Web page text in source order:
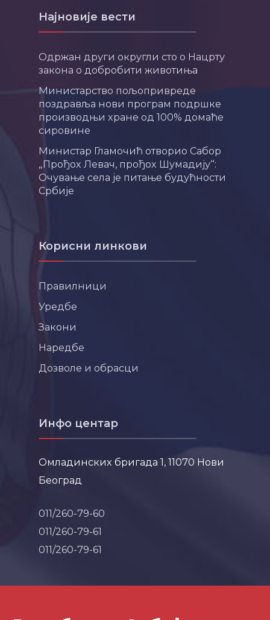
Најновије вести
Одржан други округли сто о Нацрту
закона о добробити животиња
Министарство пољопривреде
поздравља нови програм подршке
производњи хране од 100% домаће
сировине
Министар Гламочић отворио Сабор
„Прођох Левач, прођох Шумадију“:
Очување села је питање будућности
Србије
Корисни линкови
Правилници
Уредбе
Закони
Наредбе
Дозволе и обрасци
Инфо центар
Омладинских бригада 1, 11070 Нови
Београд
011/260-79-60
011/260-79-61
011/260-79-61